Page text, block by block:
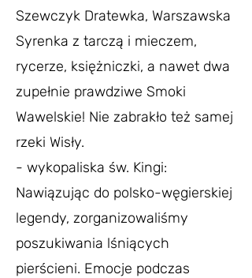
Szewczyk Dratewka, Warszawska
Syrenka z tarczą i mieczem,
rycerze, księżniczki, a nawet dwa
zupełnie prawdziwe Smoki
Wawelskie! Nie zabrakło też samej
rzeki Wisły.
- wykopaliska św. Kingi:
Nawiązując do polsko-węgierskiej
legendy, zorganizowaliśmy
poszukiwania lśniących
pierścieni. Emocje podczas